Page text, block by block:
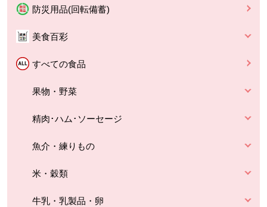
防災用品(回転備蓄)
美食百彩
すべての食品
果物・野菜
精肉･ハム･ソーセージ
魚介・練りもの
米・穀類
牛乳・乳製品・卵